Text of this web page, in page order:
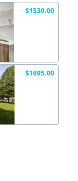
$1530.00
$1695.00